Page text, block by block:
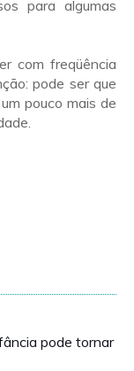
para algumas
com freqüência
pode ser que
pouco mais de
pode tornar